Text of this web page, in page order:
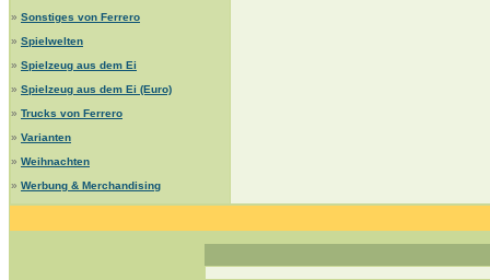
» Sonstiges von Ferrero
» Spielwelten
» Spielzeug aus dem Ei
» Spielzeug aus dem Ei (Euro)
» Trucks von Ferrero
» Varianten
» Weihnachten
» Werbung & Merchandising